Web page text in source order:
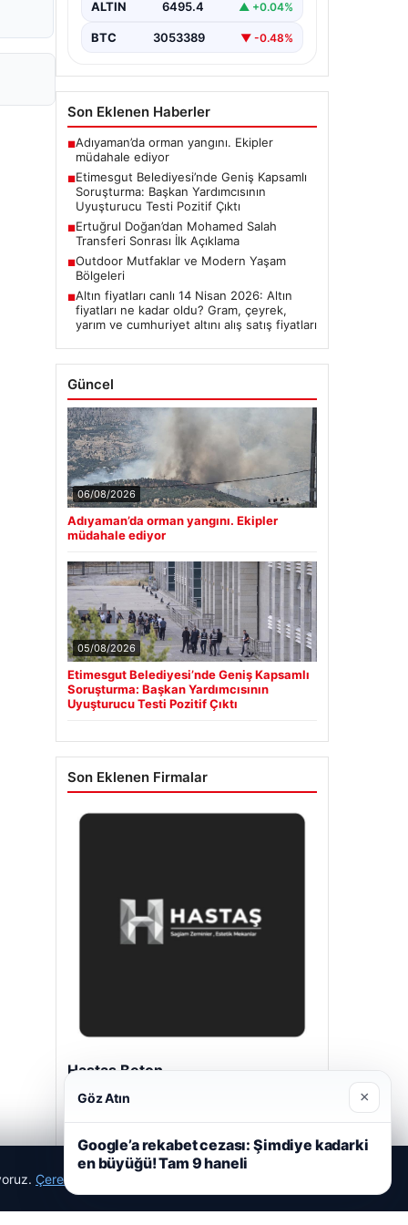
bulunan belediyeye yönelik
kapsamında önemli gelişmeler
ALTIN 6495.4 ▲ +0.04%
BTC 3053389 ▼ -0.48%
Son Eklenen Haberler
■Adıyaman’da orman yangını. Ekipler
müdahale ediyor
■Etimesgut Belediyesi’nde Geniş Kapsamlı
Soruşturma: Başkan Yardımcısının
Uyuşturucu Testi Pozitif Çıktı
■Ertuğrul Doğan’dan Mohamed Salah
Transferi Sonrası İlk Açıklama
■Outdoor Mutfaklar ve Modern Yaşam
Bölgeleri
■Altın fiyatları canlı 14 Nisan 2026: Altın
fiyatları ne kadar oldu? Gram, çeyrek,
yarım ve cumhuriyet altını alış satış fiyatları
Güncel
06/08/2026
Adıyaman’da orman yangını. Ekipler
müdahale ediyor
05/08/2026
Etimesgut Belediyesi’nde Geniş Kapsamlı
Soruşturma: Başkan Yardımcısının
Uyuşturucu Testi Pozitif Çıktı
Son Eklenen Firmalar
Hastaş Beton
26/05/2026
Çerez Politikamız
Göz Atın ×
Google’a rekabet cezası: Şimdiye kadarki
en büyüğü! Tam 9 haneli